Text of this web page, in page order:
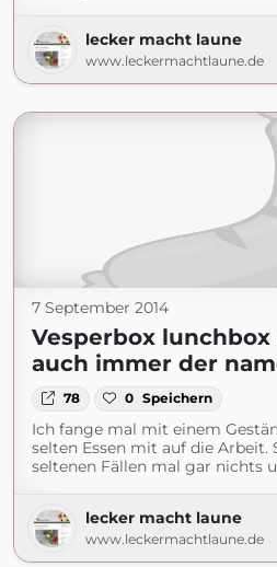
lecker macht laune
www.leckermachtlaune.de
7 September 2014
Vesperbox
auch immer der
78 0 Speichern
Ich fange mal mit einem
selten Essen mit auf die Arbeit.
seltenen Fällen mal gar nichts
lecker macht laune
www.leckermachtlaune.de